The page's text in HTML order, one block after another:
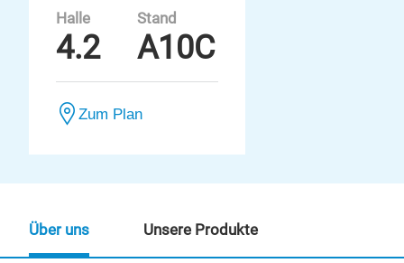
Halle
4.2
Stand
A10C
Zum Plan
Über uns Unsere Produkte